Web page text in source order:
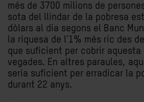
més de 3700 milions de
sota del llindar de la pobresa
dòlars al dia segons el Banc
la riquesa de l'1% més ric des
que suficient per cobrir aquesta
vegades. En altres paraules,
seria suficient per erradicar la
durant 22 anys.